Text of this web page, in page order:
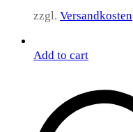
zzgl. Versandkosten
Add to cart